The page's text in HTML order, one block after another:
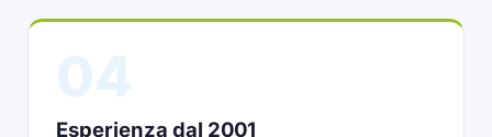
Esperienza dal 2001